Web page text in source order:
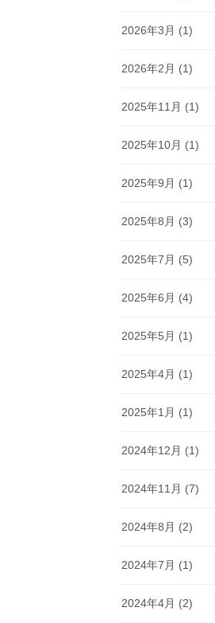
2026年3月 (1)
2026年2月 (1)
2025年11月 (1)
2025年10月 (1)
2025年9月 (1)
2025年8月 (3)
2025年7月 (5)
2025年6月 (4)
2025年5月 (1)
2025年4月 (1)
2025年1月 (1)
2024年12月 (1)
2024年11月 (7)
2024年8月 (2)
2024年7月 (1)
2024年4月 (2)